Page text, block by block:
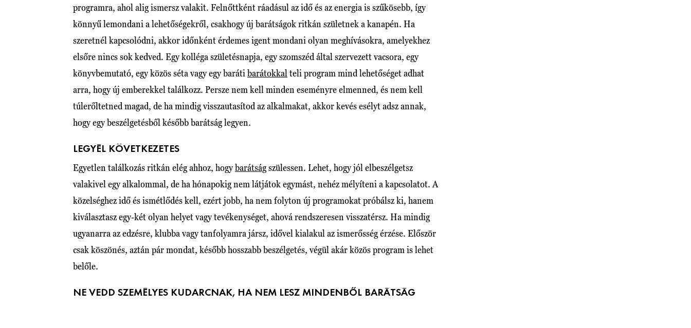
programra, ahol alig ismersz valakit. Felnőttként ráadásul az idő és az energia is szűkösebb, így
könnyű lemondani a lehetőségekről, csakhogy új barátságok ritkán születnek a kanapén. Ha
szeretnél kapcsolódni, akkor időnként érdemes igent mondani olyan meghívásokra, amelyekhez
elsőre nincs sok kedved. Egy kolléga születésnapja, egy szomszéd által szervezett vacsora, egy
könyvbemutató, egy közös séta vagy egy baráti barátokkal teli program mind lehetőséget adhat
arra, hogy új emberekkel találkozz. Persze nem kell minden eseményre elmenned, és nem kell
túlerőltetned magad, de ha mindig visszautasítod az alkalmakat, akkor kevés esélyt adsz annak,
hogy egy beszélgetésből később barátság legyen.
LEGYÉL KÖVETKEZETES
Egyetlen találkozás ritkán elég ahhoz, hogybarátságszülessen. Lehet, hogy jól elbeszélgetsz
valakivel egy alkalommal, de ha hónapokig nem látjátok egymást, nehéz mélyíteni a kapcsolatot. A
közelséghez idő és ismétlődés kell, ezért jobb, ha nem folyton új programokat próbálsz ki, hanem
kiválasztasz egy-két olyan helyet vagy tevékenységet, ahová rendszeresen visszatérsz. Ha mindig
ugyanarra az edzésre, klubba vagy tanfolyamra jársz, idővel kialakul az ismerősség érzése. Először
csak köszönés, aztán pár mondat, később hosszabb beszélgetés, végül akár közös program is lehet
belőle.
NE VEDD SZEMÉLYES KUDARCNAK, HA NEM LESZ MINDENBŐL BARÁTSÁG